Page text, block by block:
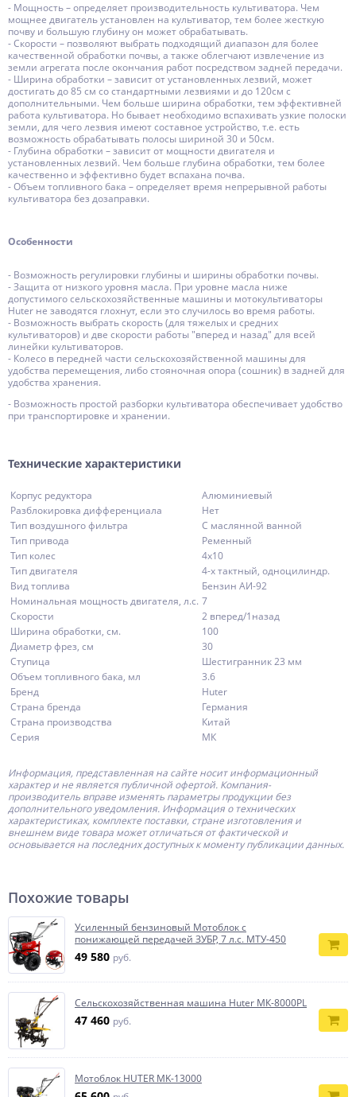
- Мощность – определяет производительность культиватора. Чем
мощнее двигатель установлен на культиватор, тем более жесткую
почву и большую глубину он может обрабатывать.
- Скорости – позволяют выбрать подходящий диапазон для более
качественной обработки почвы, а также облегчают извлечение из
земли агрегата после окончания работ посредством задней передачи.
- Ширина обработки – зависит от установленных лезвий, может
достигать до 85 см со стандартными лезвиями и до 120см с
дополнительными. Чем больше ширина обработки, тем эффективней
работа культиватора. Но бывает необходимо вспахивать узкие полоски
земли, для чего лезвия имеют составное устройство, т.е. есть
возможность обрабатывать полосы шириной 30 и 50см.
- Глубина обработки – зависит от мощности двигателя и
установленных лезвий. Чем больше глубина обработки, тем более
качественно и эффективно будет вспахана почва.
- Объем топливного бака – определяет время непрерывной работы
культиватора без дозаправки.
Особенности
- Возможность регулировки глубины и ширины обработки почвы.
- Защита от низкого уровня масла. При уровне масла ниже
допустимого сельскохозяйственные машины и мотокультиваторы
Huter не заводятся глохнут, если это случилось во время работы.
- Возможность выбрать скорость (для тяжелых и средних
культиваторов) и две скорости работы "вперед и назад" для всей
линейки культиваторов.
- Колесо в передней части сельскохозяйственной машины для
удобства перемещения, либо стояночная опора (сошник) в задней для
удобства хранения.
- Возможность простой разборки культиватора обеспечивает удобство
при транспортировке и хранении.
Технические характеристики
Корпус редуктора
Алюминиевый
Разблокировка дифференциала
Нет
Тип воздушного фильтра
С маслянной ванной
Тип привода
Ременный
Тип колес
4х10
Тип двигателя
4-х тактный, одноцилиндр.
Вид топлива
Бензин АИ-92
Номинальная мощность двигателя, л.с. 7
Скорости
2 вперед/1назад
Ширина обработки, см.
100
Диаметр фрез, см
30
Ступица
Шестигранник 23 мм
Объем топливного бака, мл
3.6
Бренд
Huter
Страна бренда
Германия
Страна производства
Китай
Серия
МК
Информация, представленная на сайте носит информационный
характер и не является публичной офертой. Компания-
производитель вправе изменять параметры продукции без
дополнительного уведомления. Информация о технических
характеристиках, комплекте поставки, стране изготовления и
внешнем виде товара может отличаться от фактической и
основывается на последних доступных к моменту публикации данных.
Похожие товары
Усиленный бензиновый Мотоблок с
понижающей передачей ЗУБР, 7 л.с. МТУ-450
49 580 руб.
Сельскохозяйственная машина Huter МК-8000РL
47 460 руб.
Мотоблок HUTER MK-13000